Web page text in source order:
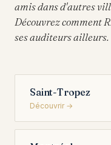
amis dans d'autres
Découvrez comment
ses auditeurs ailleurs.
Saint-Tropez
Découvrir →